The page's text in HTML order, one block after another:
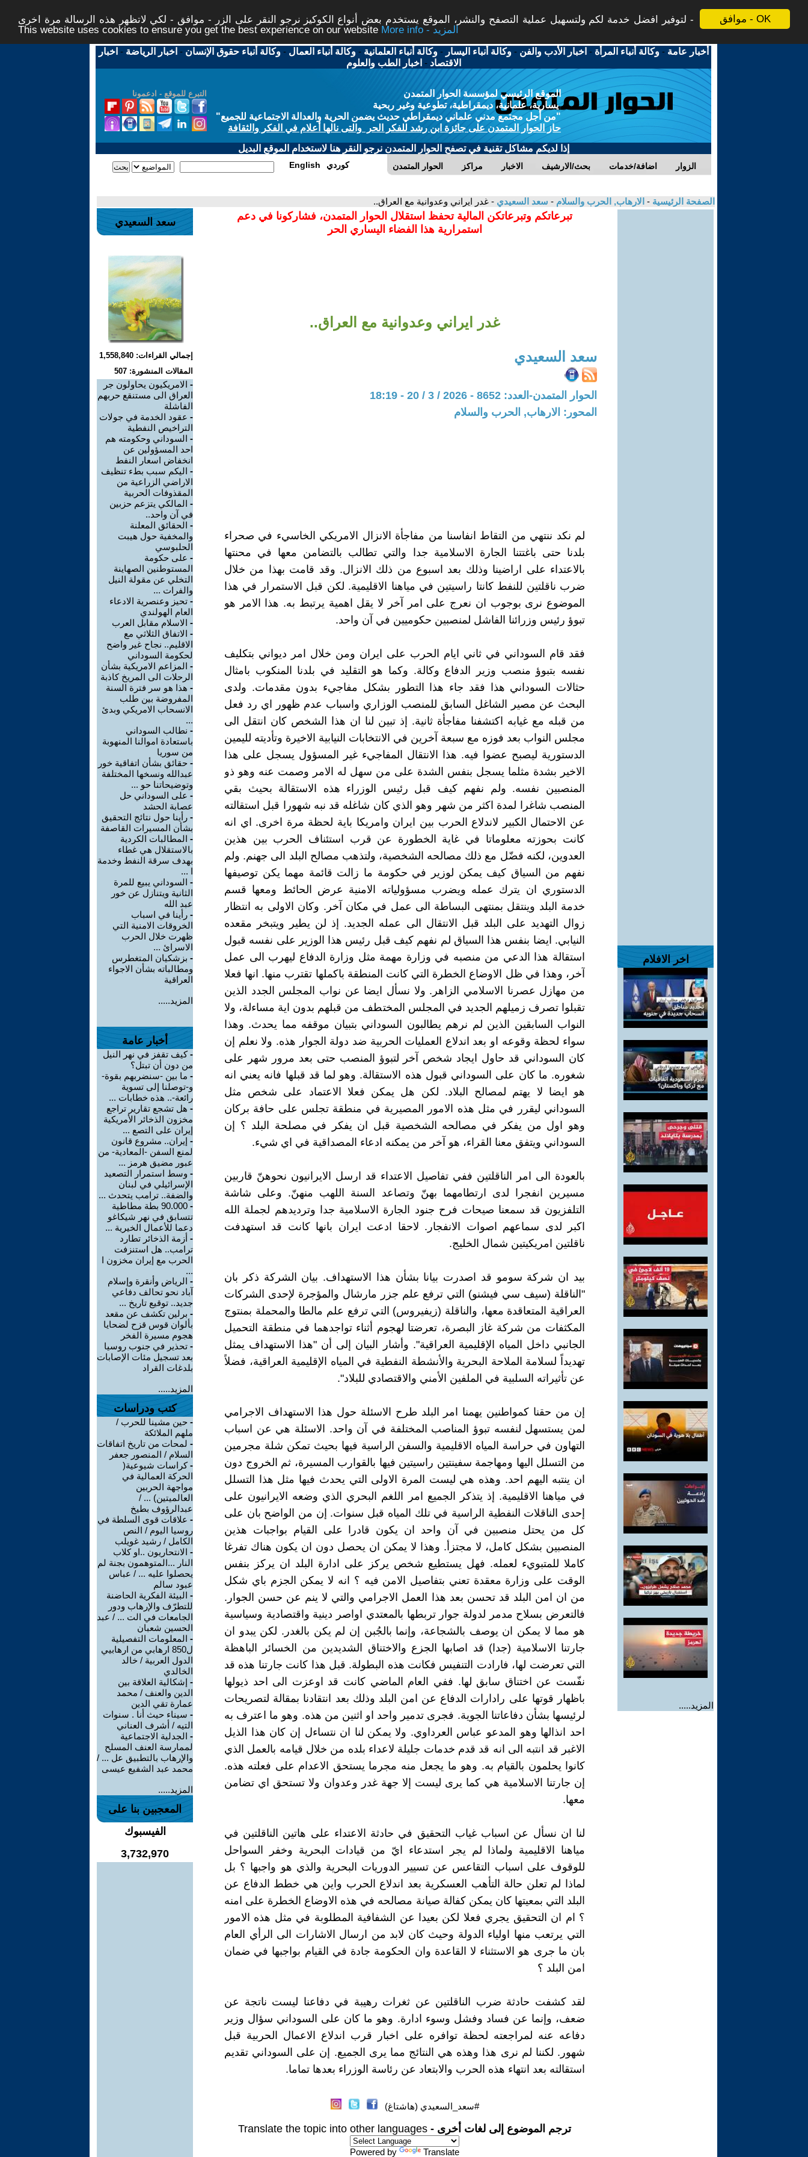
موافق - OK
لتوفير افضل خدمة لكم ولتسهيل عملية التصفح والنشر، الموقع يستخدم بعض أنواع الكوكيز نرجو النقر على الزر - موافق - لكي لاتظهر هذه الرسالة مرة اخرى -
This website uses cookies to ensure you get the best experience on our website
More info - المزيد
أخبار عامة -وكالة أنباء المرأة - اخبار الأدب والفن -وكالة أنباء اليسار -وكالة أنباء العلمانية -وكالة أنباء العمال -وكالة أنباء حقوق الإنسان - اخبار الرياضة - اخبار
الاقتصاد - اخبار الطب والعلوم
التبرع للموقع - ادعمونا
الموقع الرئيسي لمؤسسة الحوار المتمدن
يسارية، علمانية، ديمقراطية، تطوعية وغير ربحية
"من أجل مجتمع مدني علماني ديمقراطي حديث يضمن الحرية والعدالة الاجتماعية للجميع"
حاز الحوار المتمدن على جائزة ابن رشد للفكر الحر والتى نالها أعلام في الفكر والثقافة
إذا لديكم مشاكل تقنية في تصفح الحوار المتمدن نرجو النقر هنا لاستخدام الموقع البديل
الحوار المتمدن مراكز الاخبار بحث/الارشيف اضافة/خدمات الزوار English كوردي
الصفحة الرئيسية - الارهاب, الحرب والسلام - سعد السعيدي - غدر ايراني وعدوانية مع العراق..
اخر الافلام
المزيد.....
تبرعاتكم وتبرعاتكن المالية تحفظ استقلال الحوار المتمدن، فشاركونا في دعم
استمرارية هذا الفضاء اليساري الحر
غدر ايراني وعدوانية مع العراق..
سعد السعيدي
الحوار المتمدن-العدد: 8652 - 2026 / 3 / 20 - 18:19
المحور: الارهاب, الحرب والسلام
لم نكد ننتهي من التقاط انفاسنا من مفاجأة الانزال الامريكي الخاسيء في صحراء
بلدنا حتى باغتتنا الجارة الاسلامية جدا والتي تطالب بالتضامن معها في محنتها
بالاعتداء على اراضينا وذلك بعد اسبوع من ذلك الانزال. وقد قامت بهذا من خلال
ضرب ناقلتين للنفط كانتا راسيتين في مياهنا الاقليمية. لكن قبل الاستمرار في هذا
الموضوع نرى بوجوب ان نعرج على امر آخر لا يقل اهمية يرتبط به. هذا الامر هو
تبوؤ رئيس وزرائنا الفاشل لمنصبين حكوميين في آن واحد.
فقد قام السوداني في ثاني ايام الحرب على ايران ومن خلال امر ديواني بتكليف
نفسه بتبوؤ منصب وزير الدفاع وكالة. وكما هو التقليد في بلدنا المنكوب بامثال
حثالات السوداني هذا فقد جاء هذا التطور بشكل مفاجيء بدون مقدمات. ولدى
البحث عن مصير الشاغل السابق للمنصب الوزاري واسباب عدم ظهور اي رد فعل
من قبله مع غيابه اكتشفنا مفاجأة ثانية. إذ تبين لنا ان هذا الشخص كان انتقل الى
مجلس النواب بعد فوزه مع سبعة آخرين في الانتخابات النيابية الاخيرة وتأديته لليمين
الدستورية ليصبح عضوا فيه. هذا الانتقال المفاجيء غير المسؤول يسجل على هذا
الاخير بشدة مثلما يسجل بنفس الشدة على من سهل له الامر وصمت عنه وهو ذو
المنصبين نفسه. ولم نفهم كيف قبل رئيس الوزراء هذه الاستقالة بحيث بقي
المنصب شاغرا لمدة اكثر من شهر وهو الذي كان شاغله قد نبه شهورا قبل استقالته
عن الاحتمال الكبير لاندلاع الحرب بين ايران وامريكا باية لحظة مرة اخرى. اي انه
كانت بحوزته معلوماتا في غاية الخطورة عن قرب استئناف الحرب بين هذين
العدوين، لكنه فضّل مع ذلك مصالحه الشخصية، ولتذهب مصالح البلد الى جهنم. ولم
نفهم من السياق كيف يمكن لوزير في حكومة ما زالت قائمة مهما يكن توصيفها
الدستوري ان يترك عمله ويضرب مسؤولياته الامنية عرض الحائط ومعها قسم
خدمة البلد وينتقل بمنتهى البساطة الى عمل في مكان آخر. وكان الاولى به انتظار
زوال التهديد على البلد قبل الانتقال الى عمله الجديد. إذ لن يطير ويتبخر مقعده
النيابي. ايضا بنفس هذا السياق لم نفهم كيف قبل رئيس هذا الوزير على نفسه قبول
استقالة هذا الدعي من منصبه في وزارة مهمة مثل وزارة الدفاع ليهرب الى عمل
آخر، وهذا في ظل الاوضاع الخطرة التي كانت المنطقة باكملها تقترب منها. انها فعلا
من مهازل عصرنا الاسلامي الزاهر. ولا نسأل ايضا عن نواب المجلس الجدد الذين
تقبلوا تصرف زميلهم الجديد في المجلس المختطف من قبلهم بدون اية مساءلة، ولا
النواب السابقين الذين لم نرهم يطالبون السوداني بتبيان موقفه مما يحدث. وهذا
سواء لحظة وقوعه او بعد اندلاع العمليات الحربية ضد دولة الجوار هذه. ولا نعلم إن
كان السوداني قد حاول ايجاد شخص آخر لتبوؤ المنصب حتى بعد مرور شهر على
شغوره. ما كان على السوداني قبول هذه الاستقالة. وهو لما قد قبلها فانه يعني انه
هو ايضا لا يهتم لمصالح البلاد. لكن هل يمكن فعلا الاعتماد على شخص مثل
السوداني ليقرر في مثل هذه الامور المصيرية في منطقة تجلس على حافة بركان
وهو اول من يفكر في مصالحه الشخصية قبل ان يفكر في مصلحة البلد ؟ إن
السوداني ويتفق معنا القراء، هو آخر من يمكنه ادعاء المصداقية في اي شيء.
بالعودة الى امر الناقلتين ففي تفاصيل الاعتداء قد ارسل الايرانيون نحوهنّ قاربين
مسيرين انفجرا لدى ارتطامهما بهنّ وتصاعد السنة اللهب منهنّ. وعلى شاشة
التلفزيون قد سمعنا صيحات فرح جنود الجارة الاسلامية جدا وترديدهم لجملة الله
اكبر لدى سماعهم اصوات الانفجار. لاحقا ادعت ايران بانها كانت قد استهدفت
ناقلتين امريكيتين شمال الخليج.
بيد ان شركة سومو قد اصدرت بيانا بشأن هذا الاستهداف. بيان الشركة ذكر بان
"الناقلة (سيف سي فيشنو) التي ترفع علم جزر مارشال والمؤجرة لإحدى الشركات
العراقية المتعاقدة معها، والناقلة (زيفيروس) التي ترفع علم مالطا والمحملة بمنتوج
المكثفات من شركة غاز البصرة، تعرضتا لهجوم أثناء تواجدهما في منطقة التحميل
الجانبي داخل المياه الإقليمية العراقية". وأشار البيان إلى أن "هذا الاستهداف يمثل
تهديداً لسلامة الملاحة البحرية والأنشطة النفطية في المياه الإقليمية العراقية، فضلاً
عن تأثيراته السلبية في الملفين الأمني والاقتصادي للبلاد".
إن من حقنا كمواطنين يهمنا امر البلد طرح الاسئلة حول هذا الاستهداف الاجرامي
لمن يستسهل لنفسه تبوؤ المناصب المختلفة في آن واحد. الاسئلة هي عن اسباب
التهاون في حراسة المياه الاقليمية والسفن الراسية فيها بحيث تمكن شلة مجرمين
من التسلل اليها ومهاجمة سفينتين راسيتين فيها بالقوارب المسيرة، ثم الخروج دون
ان ينتبه اليهم احد. وهذه هي ليست المرة الاولى التي يحدث فيها مثل هذا التسلل
في مياهنا الاقليمية. إذ يتذكر الجميع امر اللغم البحري الذي وضعه الايرانيون على
إحدى الناقلات النفطية الراسية في تلك المياه قبل سنوات. إن من الواضح بان على
كل من يحتل منصبين في آن واحد ان يكون قادرا على القيام بواجبات هذين
المنصبين بشكل كامل، لا مجتزأ. وهذا لا يمكن ان يحصل دون ان يكون هناك تفرغا
كاملا للمتبويء لعمله. فهل يستطيع شخص يركز على ادارة البلد ان يركز بنفس
الوقت على وزارة معقدة تعني بتفاصيل الامن فيه ؟ انه لا يمكن الجزم باي شكل
من ان امن البلد قد تحسن بعد هذا العمل الاجرامي والتي لا ينم عن حسن الجوار.
فالتعرض بسلاح مدمر لدولة جوار تربطها بالمعتدي اواصر دينية واقتصادية وسياسية
هو مما لا يمكن ان يوصف بالشجاعة، وإنما بالجُبن إن لم يكن بالغدر. لكن يبدو ان
جارتنا الاسلامية (جدا) قد اصابها الجزع والاختناق الشديدين من الخسائر الباهظة
التي تعرضت لها، فارادت التنفيس فكانت هذه البطولة. قبل هذا كانت جارتنا هذه قد
نفّست عن اختناق سابق لها. ففي العام الماضي كانت قد اوعزت الى احد ذيولها
باظهار قوتها على رادارات الدفاع عن امن البلد وذلك بعد انتقادنا بمقالة لتصريحات
لرئيسها بشأن دفاعاتنا الجوية. فجرى تدمير واحد او اثنين من هذه. وهو ما اعترف به
احد انذالها وهو المدعو عباس العرداوي. ولا يمكن لنا ان نتساءل إن كان هذا الذيل
الاغبر قد انتبه الى انه قد قدم خدمات جليلة لاعداء بلده من خلال قيامه بالعمل الذي
كانوا يحلمون بالقيام به. وهو ما يجعل منه مجرما يستحق الاعدام على فعلته هذه.
إن جارتنا الاسلامية هي كما يرى ليست إلا جهة غدر وعدوان ولا تستحق اي تضامن
معها.
لنا ان نسأل عن اسباب غياب التحقيق في حادثة الاعتداء على هاتين الناقلتين في
مياهنا الاقليمية ولماذا لم يجر استدعاء ايّ من قيادات البحرية وخفر السواحل
للوقوف على اسباب التقاعس عن تسيير الدوريات البحرية والذي هو واجبها ؟ بل
لماذا لم تعلن حالة التأهب العسكرية بعد اندلاع الحرب واين هي خطط الدفاع عن
البلد التي بمعيتها كان يمكن كفالة صيانة مصالحه في هذه الاوضاع الخطرة على امنه
؟ ام ان التحقيق يجري فعلا لكن بعيدا عن الشفافية المطلوبة في مثل هذه الامور
التي يرتعب منها اولياء الدولة وحيث كان لابد من ارسال الاشارات الى الرأي العام
بان ما جرى هو الاستثناء لا القاعدة وان الحكومة جادة في القيام بواجبها في ضمان
امن البلد ؟
لقد كشفت حادثة ضرب الناقلتين عن ثغرات رهيبة في دفاعنا ليست ناتجة عن
ضعف، وإنما عن فساد وفشل وسوء ادارة. وهو ما كان على السوداني سؤال وزير
دفاعه عنه لمراجعته لحظة توافره على اخبار قرب اندلاع الاعمال الحربية قبل
شهور. لكننا لم نرى هذا وهذه هي النتائج مما يرى الجميع. إن على السوداني تقديم
استقالته بعد انتهاء هذه الحرب والابتعاد عن رئاسة الوزراء بعدها تماما.
#سعد_السعيدي (هاشتاغ)
ترجم الموضوع إلى لغات أخرى - Translate the topic into other languages
Powered by Translate
سعد السعيدي
إجمالي القراءات: 1,558,840
المقالات المنشورة: 507
- الامريكيون يحاولون جر
العراق الى مستنقع حربهم
الفاشلة
- عقود الخدمة في جولات
التراخيص النفطية
- السوداني وحكومته هم
احد المسؤولين عن
انخفاض اسعار النفط
- اليكم سبب بطء تنظيف
الاراضي الزراعية من
المقذوفات الحربية
- المالكي يتزعم حزبين
في آن واحد..
- الحقائق المعلنة
والمخفية حول هيبت
الحلبوسي
- على حكومة
المستوطنين الصهاينة
التخلي عن مقولة النيل
والفرات ...
- تحيز وعنصرية الادعاء
العام الهولندي
- الاسلام مقابل العرب
- الاتفاق الثلاثي مع
الاقليم.. نجاح غير واضح
لحكومة السوداني
- المزاعم الامريكية بشأن
الرحلات الى المريخ كاذبة
- هذا هو سر فترة السنة
المفروضة بين طلب
الانسحاب الامريكي وبدئ
...
- نطالب السوداني
باستعادة اموالنا المنهوبة
من سوريا
- حقائق بشأن اتفاقية خور
عبدالله ونسخها المختلفة
وتوضيحاتنا حو ...
- على السوداني حل
عصابة الحشد
- رأينا حول نتائج التحقيق
بشأن المسيرات القاصفة
- المطالبات الكردية
بالاستقلال هي غطاء
بهدف سرقة النفط وخدمة
ا ...
- السوداني يبيع للمرة
الثانية ويتنازل عن خور
عبد الله
- رأينا في اسباب
الخروقات الامنية التي
ظهرت خلال الحرب
الاسرائ ...
- بزشكيان المتغطرس
ومطالباته بشأن الاجواء
العراقية
المزيد.....
أخبار عامة
-كيف تقفز في نهر النيل
من دون أن تبتل؟
- ما بين -سنضربهم بقوة-
و-توصلنا إلى تسوية
رائعة-.. هذه خطابات ...
- هل تشجع تقارير تراجع
مخزون الذخائر الأمريكية
إيران على التصع ...
- إيران.. مشروع قانون
لمنع السفن -المعادية- من
عبور مضيق هرمز ...
- وسط استمرار التصعيد
الإسرائيلي في لبنان
والضفة.. ترامب يتحدث ...
-
90.000 بطة مطاطية
تتسابق في نهر شيكاغو
دعما للأعمال الخيرية ...
- أزمة الذخائر تطارد
ترامب.. هل استنزفت
الحرب مع إيران مخزون ا
...
- الرياض وأنقرة وإسلام
آباد نحو تحالف دفاعي
جديد.. توقيع تاريخ ...
- برلين تكشف عن مقعد
بألوان قوس قزح لضحايا
هجوم مسيرة الفخر
- تحذير في جنوب روسيا
بعد تسجيل مئات الإصابات
بلدغات القراد
المزيد.....
كتب ودراسات
- حين مشينا للحرب /
ملهم الملائكة
- لمحات من تاريخ اتفاقات
السلام / المنصور جعفر
-كراسات شيوعية(
الحركة العمالية في
مواجهة الحربين
العالميتين) ... /
عبدالرؤوف بطيخ
- علاقات قوى السلطة في
روسيا اليوم / النص
الكامل / رشيد غويلب
- الانتحاريون ..او كلاب
النار ...المتوهمون بجنة لم
يحصلوا عليه ... / عباس
عبود سالم
- البيئة الفكرية الحاضنة
للتطرّف والإرهاب ودور
الجامعات في الت ... / عبد
الحسين شعبان
- المعلومات التفصيلية
ل850 ارهابي من ارهابيي
الدول العربية / خالد
الخالدي
- إشكالية العلاقة بين
الدين والعنف / محمد
عمارة تقي الدين
- سيناء حيث أنا . سنوات
التيه / أشرف العناني
- الجدلية الاجتماعية
لممارسة العنف المسلح
والإرهاب بالتطبيق عل ... /
محمد عبد الشفيع عيسى
المزيد.....
المعجبين بنا على
الفيسبوك
3,732,970